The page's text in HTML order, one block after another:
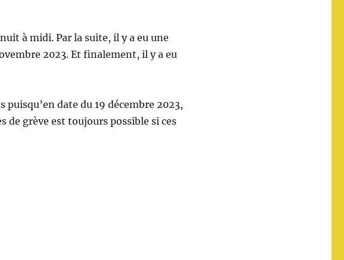
à midi. Par la suite, il y a eu une
2023. Et finalement, il y a eu
date du 19 décembre 2023,
de grève est toujours possible si ces